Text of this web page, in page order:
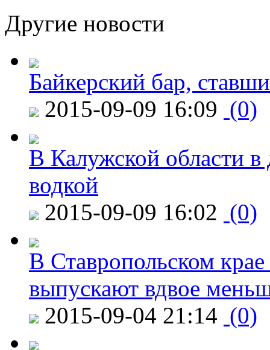
Другие новости
Байкерский бар,
2015-09-09 16:09 (0)
В Калужской области в
водкой
2015-09-09 16:02 (0)
В Ставропольском
выпускают вдвое
2015-09-04 21:14 (0)